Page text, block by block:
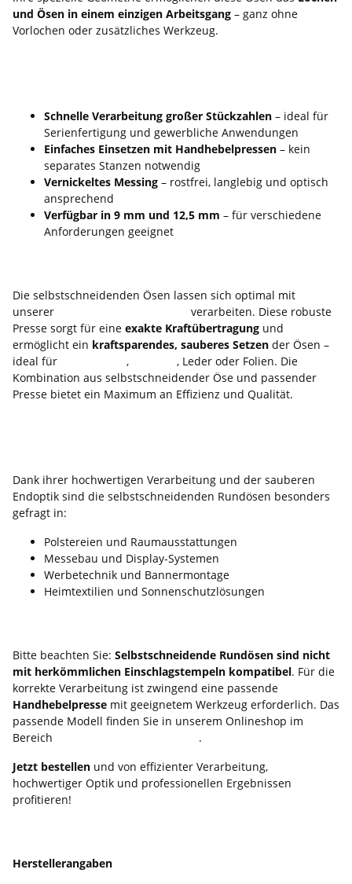
und Ösen in einem einzigen Arbeitsgang – ganz ohne
Vorlochen oder zusätzliches Werkzeug.
Schnelle Verarbeitung großer Stückzahlen – ideal für
Serienfertigung und gewerbliche Anwendungen
Einfaches Einsetzen mit Handhebelpressen – kein
separates Stanzen notwendig
Vernickeltes Messing – rostfrei, langlebig und optisch
ansprechend
Verfügbar in 9 mm und 12,5 mm – für verschiedene
Anforderungen geeignet
Die selbstschneidenden Ösen lassen sich optimal mit
unserer
verarbeiten. Diese robuste
Presse sorgt für eine exakte Kraftübertragung und
ermöglicht ein kraftsparendes, sauberes Setzen der Ösen –
ideal für
,
, Leder oder Folien. Die
Kombination aus selbstschneidender Öse und passender
Presse bietet ein Maximum an Effizienz und Qualität.
Dank ihrer hochwertigen Verarbeitung und der sauberen
Endoptik sind die selbstschneidenden Rundösen besonders
gefragt in:
Polstereien und Raumausstattungen
Messebau und Display-Systemen
Werbetechnik und Bannermontage
Heimtextilien und Sonnenschutzlösungen
Bitte beachten Sie: Selbstschneidende Rundösen sind nicht
mit herkömmlichen Einschlagstempeln kompatibel. Für die
korrekte Verarbeitung ist zwingend eine passende
Handhebelpresse mit geeignetem Werkzeug erforderlich. Das
passende Modell finden Sie in unserem Onlineshop im
Bereich
.
Jetzt bestellen und von effizienter Verarbeitung,
hochwertiger Optik und professionellen Ergebnissen
profitieren!
Herstellerangaben